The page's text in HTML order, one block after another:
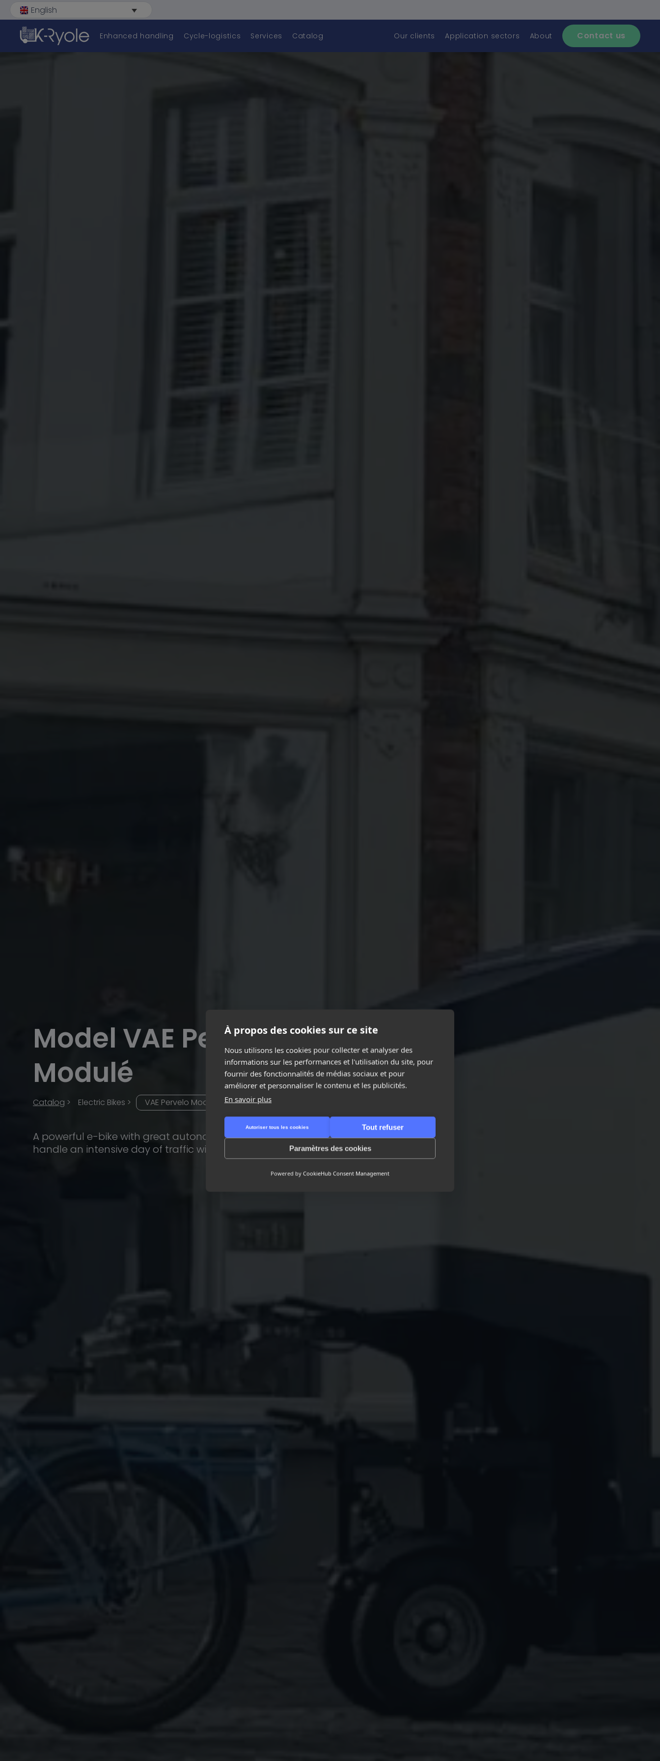
Enhanced handling Cycle-logistics Services Catalog Our clients Application sectors About Contact us
English
Model VAE Pervelo
Modulé
Catalog > Electric Bikes > VAE Pervelo Modulé
A powerful e-bike with great autonomy and the durability to
handle an intensive day of traffic with a K-Ryole
À propos des cookies sur ce site
Nous utilisons les cookies pour collecter et analyser des
informations sur les performances et l'utilisation du site, pour
fournir des fonctionnalités de médias sociaux et pour
améliorer et personnaliser le contenu et les publicités.
En savoir plus
Autoriser tous les cookies Tout refuser
Paramètres des cookies
Powered by CookieHub Consent Management